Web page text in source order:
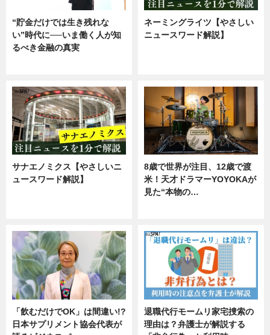
“貯金だけでは生き残れな
い”時代に──いま働く人が知
るべき金融の真実
ネーミングライツ【やさしい
ニュースワード解説】
サナエノミクス【やさしいニ
ュースワード解説】
8歳で世界が注目、12歳で渡
米！天才ドラマーYOYOKAが
見た“本物の…
「飲むだけでOK」は間違い!?
日本サプリメント協会代表が
退職代行モームリ家宅捜索の
理由は？弁護士が解説する